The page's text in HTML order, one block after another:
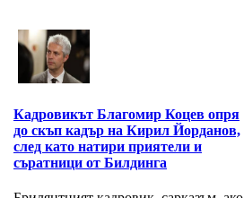
Кадровикът Благомир Коцев опря
до скъп кадър на Кирил Йорданов,
след като натири приятели и
съратници от Билдинга